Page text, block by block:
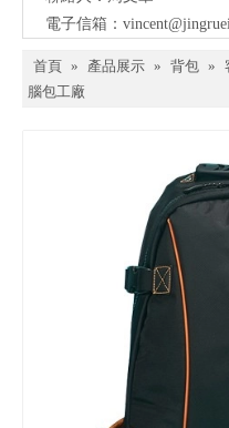
電子信箱：
首頁 » 產品展示 » 背包 »
腦包工廠